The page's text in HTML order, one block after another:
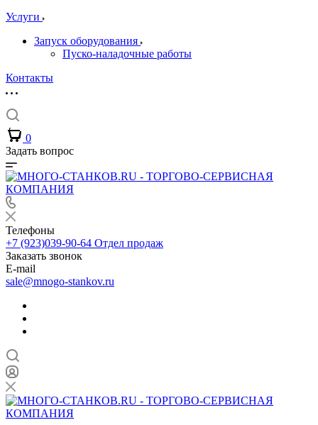
Услуги
Запуск оборудования
Пуско-наладочные работы
Контакты
0
Задать вопрос
Телефоны
+7 (923)039-90-64 Отдел продаж
Заказать звонок
E-mail
sale@mnogo-stankov.ru